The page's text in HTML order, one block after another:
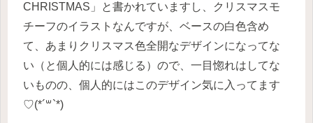
CHRISTMAS」と書かれていますし、クリスマスモ
チーフのイラストなんですが、ベースの白色含め
て、あまりクリスマス色全開なデザインになってな
い（と個人的には感じる）ので、一目惚れはしてな
いものの、個人的にはこのデザイン気に入ってます
♡(*´꒳`*)